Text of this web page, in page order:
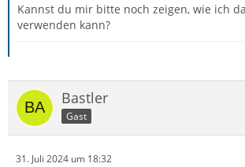
Kannst du mir bitte noch zeigen, wie ich
verwenden kann?
Bastler
Gast
31. Juli 2024 um 18:32